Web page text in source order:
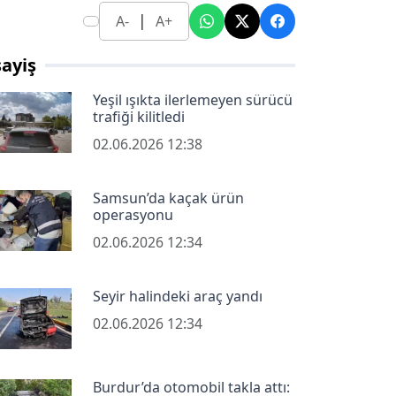
A- | A+
Yeşil ışıkta ilerlemeyen sürücü
trafiği kilitledi
02.06.2026 12:38
Samsun’da kaçak ürün
operasyonu
02.06.2026 12:34
Seyir halindeki araç yandı
02.06.2026 12:34
Burdur’da otomobil takla attı: